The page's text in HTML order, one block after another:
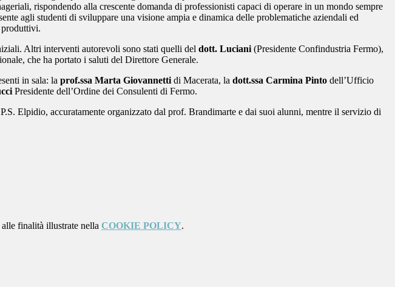
rispondendo alla crescente domanda di professionisti capaci di operare in un mondo sempre
agli studenti di sviluppare una visione ampia e dinamica delle problematiche aziendali ed
produttivi.
Altri interventi autorevoli sono stati quelli del dott. Luciani (Presidente Confindustria Fermo),
che ha portato i saluti del Direttore Generale.
in sala: la prof.ssa Marta Giovannetti di Macerata, la dott.ssa Carmina Pinto dell’Ufficio
Presidente dell’Ordine dei Consulenti di Fermo.
Elpidio, accuratamente organizzato dal prof. Brandimarte e dai suoi alunni, mentre il servizio di
finalità illustrate nella COOKIE POLICY.